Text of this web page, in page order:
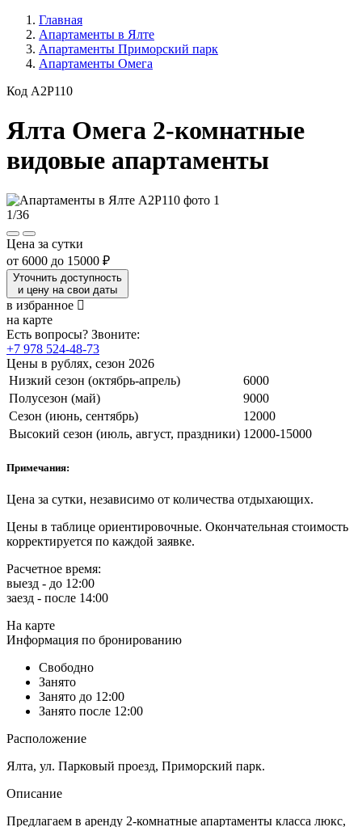
Главная
Апартаменты в Ялте
Апартаменты Приморский парк
Апартаменты Омега
Код A2P110
Ялта Омега 2-комнатные
видовые апартаменты
1/36
Цена за сутки
от 6000 до 15000 ₽
Уточнить доступность
и цену на свои даты
в избранное
на карте
Есть вопросы? Звоните:
+7 978 524-48-73
Цены в рублях, сезон 2026
Низкий сезон (октябрь-апрель)
6000
Полусезон (май)
9000
Сезон (июнь, сентябрь)
12000
Высокий сезон (июль, август, праздники) 12000-15000
Примечания:
Цена за сутки, независимо от количества отдыхающих.
Цены в таблице ориентировочные. Окончательная стоимость
корректируется по каждой заявке.
Расчетное время:
выезд - до 12:00
заезд - после 14:00
На карте
Информация по бронированию
Свободно
Занято
Занято до 12:00
Занято после 12:00
Расположение
Ялта, ул. Парковый проезд, Приморский парк.
Описание
Предлагаем в аренду 2-комнатные апартаменты класса люкс,